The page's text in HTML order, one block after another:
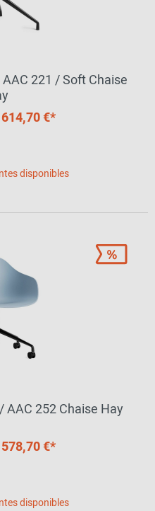
221 / Soft Chaise
614,70 €*
disponibles
AAC 252 Chaise Hay
578,70 €*
disponibles